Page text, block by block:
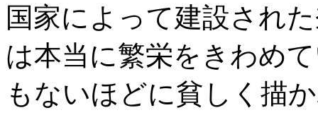
国家によって建設され
は本当に繁栄をきわめ
もないほどに貧しく描